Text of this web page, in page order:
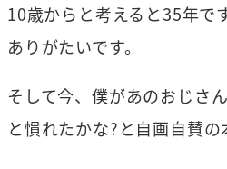
10歳からと考えると35年で
ありがたいです。
そして今、僕があのおじさ
と慣れたかな?と自画自賛の